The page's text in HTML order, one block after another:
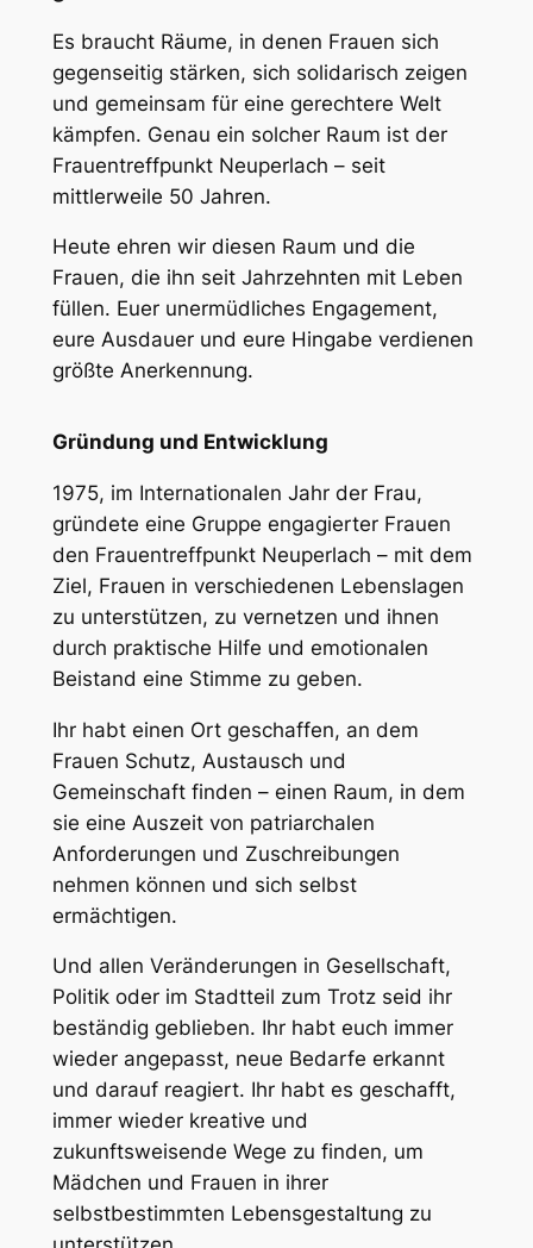
Es braucht Räume, in denen Frauen sich
gegenseitig stärken, sich solidarisch zeigen
und gemeinsam für eine gerechtere Welt
kämpfen. Genau ein solcher Raum ist der
Frauentreffpunkt Neuperlach – seit
mittlerweile 50 Jahren.
Heute ehren wir diesen Raum und die
Frauen, die ihn seit Jahrzehnten mit Leben
füllen. Euer unermüdliches Engagement,
eure Ausdauer und eure Hingabe verdienen
größte Anerkennung.
Gründung und Entwicklung
1975, im Internationalen Jahr der Frau,
gründete eine Gruppe engagierter Frauen
den Frauentreffpunkt Neuperlach – mit dem
Ziel, Frauen in verschiedenen Lebenslagen
zu unterstützen, zu vernetzen und ihnen
durch praktische Hilfe und emotionalen
Beistand eine Stimme zu geben.
Ihr habt einen Ort geschaffen, an dem
Frauen Schutz, Austausch und
Gemeinschaft finden – einen Raum, in dem
sie eine Auszeit von patriarchalen
Anforderungen und Zuschreibungen
nehmen können und sich selbst
ermächtigen.
Und allen Veränderungen in Gesellschaft,
Politik oder im Stadtteil zum Trotz seid ihr
beständig geblieben. Ihr habt euch immer
wieder angepasst, neue Bedarfe erkannt
und darauf reagiert. Ihr habt es geschafft,
immer wieder kreative und
zukunftsweisende Wege zu finden, um
Mädchen und Frauen in ihrer
selbstbestimmten Lebensgestaltung zu